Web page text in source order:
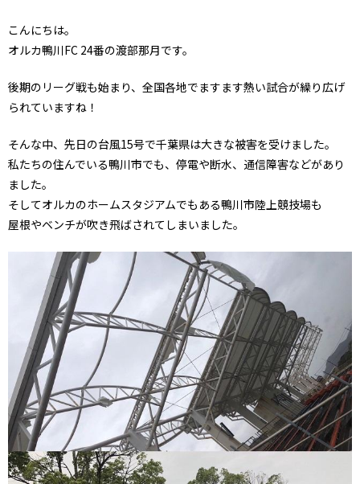
こんにちは。
オルカ鴨川FC 24番の渡部那月です。
後期のリーグ戦も始まり、全国各地でますます熱い試合が繰り広げ
られていますね！
そんな中、先日の台風15号で千葉県は大きな被害を受けました。
私たちの住んでいる鴨川市でも、停電や断水、通信障害などがあり
ました。
そしてオルカのホームスタジアムでもある鴨川市陸上競技場も
屋根やベンチが吹き飛ばされてしまいました。